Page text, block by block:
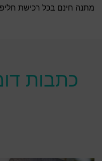
מתנה חינם בכל רכישת
כתבות